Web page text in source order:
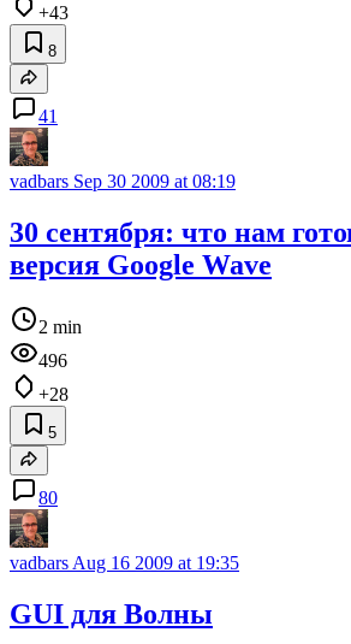
+43
8
41
vadbars Sep 30 2009 at 08:19
30 сентября: что нам
версия Google Wave
2 min
496
+28
5
80
vadbarsAug 16 2009 at 19:35
GUI для Волны